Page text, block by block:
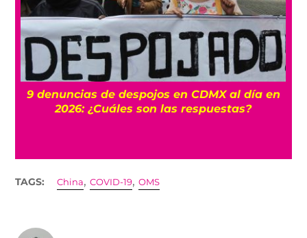
al día en
Trump firma decreto contra el
nacimiento, ¿de qué va y a quiénes
TAGS: China,COVID-19,OMS